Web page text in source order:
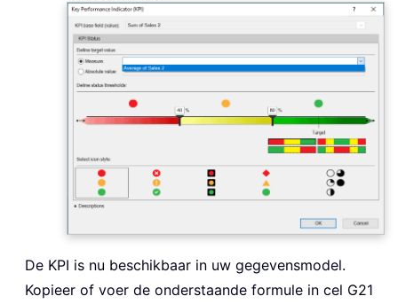
De KPI is nu beschikbaar in uw gegevensmodel.
Kopieer of voer de onderstaande formule in cel G21